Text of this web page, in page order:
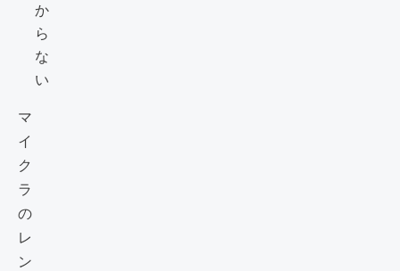
か
ら
な
い
マ
イ
ク
ラ
の
レ
ン